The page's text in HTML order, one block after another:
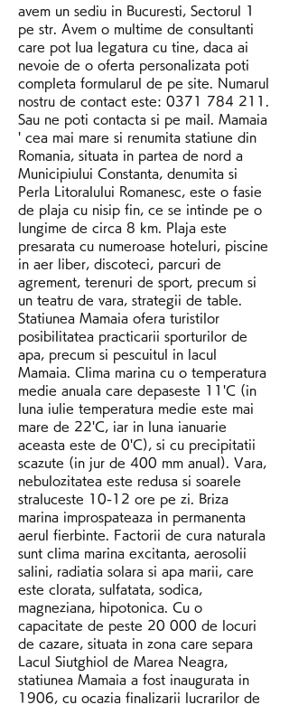
avem un sediu in Bucuresti, Sectorul 1
pe str. Avem o multime de consultanti
care pot lua legatura cu tine, daca ai
nevoie de o oferta personalizata poti
completa formularul de pe site. Numarul
nostru de contact este: 0371 784 211.
Sau ne poti contacta si pe mail. Mamaia
' cea mai mare si renumita statiune din
Romania, situata in partea de nord a
Municipiului Constanta, denumita si
Perla Litoralului Romanesc, este o fasie
de plaja cu nisip fin, ce se intinde pe o
lungime de circa 8 km. Plaja este
presarata cu numeroase hoteluri, piscine
in aer liber, discoteci, parcuri de
agrement, terenuri de sport, precum si
un teatru de vara, strategii de table.
Statiunea Mamaia ofera turistilor
posibilitatea practicarii sporturilor de
apa, precum si pescuitul in lacul
Mamaia. Clima marina cu o temperatura
medie anuala care depaseste 11'C (in
luna iulie temperatura medie este mai
mare de 22'C, iar in luna ianuarie
aceasta este de 0'C), si cu precipitatii
scazute (in jur de 400 mm anual). Vara,
nebulozitatea este redusa si soarele
straluceste 10-12 ore pe zi. Briza
marina improspateaza in permanenta
aerul fierbinte. Factorii de cura naturala
sunt clima marina excitanta, aerosolii
salini, radiatia solara si apa marii, care
este clorata, sulfatata, sodica,
magneziana, hipotonica. Cu o
capacitate de peste 20 000 de locuri
de cazare, situata in zona care separa
Lacul Siutghiol de Marea Neagra,
statiunea Mamaia a fost inaugurata in
1906, cu ocazia finalizarii lucrarilor de